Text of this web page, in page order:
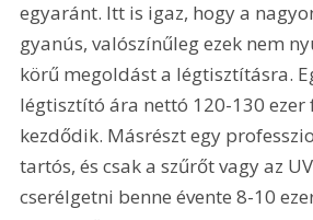
egyaránt. Itt is igaz, hogy a
gyanús, valószínűleg ezek nem
körű megoldást a légtisztításra.
légtisztító ára nettó 120-130
kezdődik. Másrészt egy
tartós, és csak a szűrőt vagy az
cserélgetni benne évente 8-10